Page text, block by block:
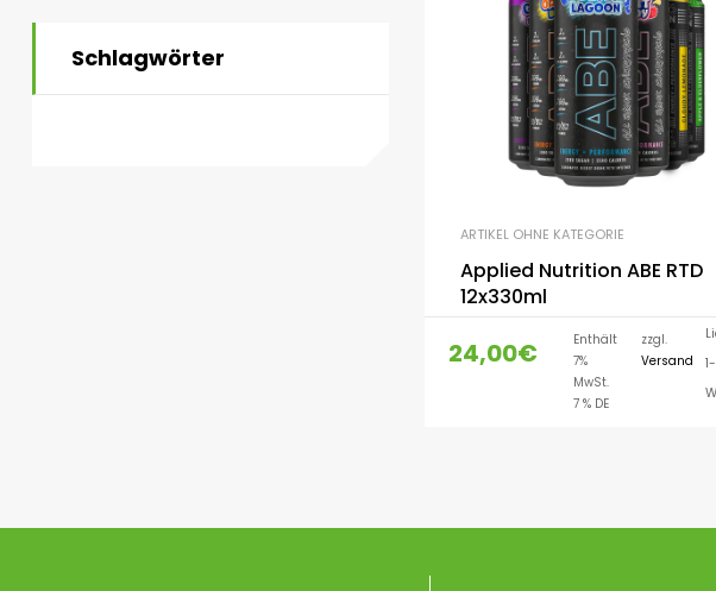
ARTIKEL OHNE KATEGORIE
Applied Nutrition ABE RTD
12x330ml
24,00€
Enthält
7%
MwSt.
7 % DE
zzgl.
Versand
Schlagwörter